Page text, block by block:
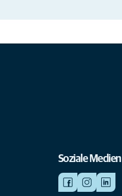
Soziale Medien